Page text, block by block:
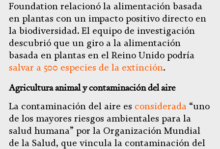
Foundation relacionó la alimentación basada
en plantas con un impacto positivo directo en
la biodiversidad. El equipo de investigación
descubrió que un giro a la alimentación
basada en plantas en el Reino Unido podría
salvar a 500 especies de la extinción.
Agricultura animal y contaminación del aire
La contaminación del aire es considerada “uno
de los mayores riesgos ambientales para la
salud humana” por la Organización Mundial
de la Salud, que vincula la contaminación del